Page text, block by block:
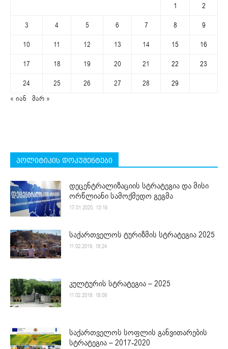
1
2
3
4 5 6 7 8
9
10
11 12 13 14 15
16
17
18 19 20 21 22
23
24
25 26 27 28
29
« იან
მარ »
პოლიტიკის დოკუმენტები
დეცენტრალიზაციის სტრატეგია და მისი
ორწლიანი სამოქმედო გეგმა
17.01.2020. 13:16
საქართველოს ტურიზმის სტრატეგია 2025
11.02.2019. 18:24
კულტურის სტრატეგია – 2025
11.02.2019. 18:09
საქართველოს სოფლის განვითარების
სტრატეგია – 2017-2020